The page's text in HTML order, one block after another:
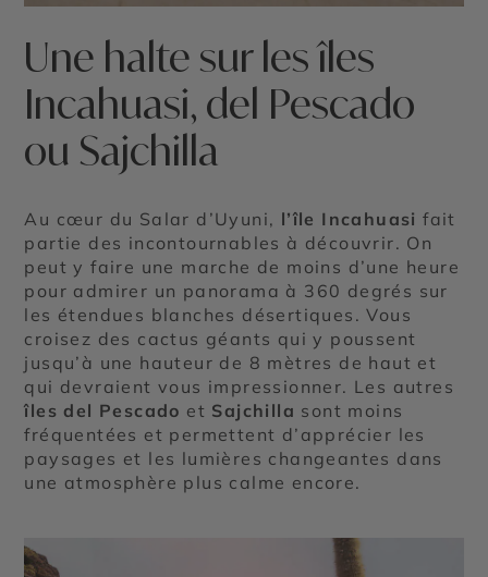
Une halte sur les îles
Incahuasi, del Pescado
ou Sajchilla
Au cœur du Salar d’Uyuni, l’île Incahuasi fait
partie des incontournables à découvrir. On
peut y faire une marche de moins d’une heure
pour admirer un panorama à 360 degrés sur
les étendues blanches désertiques. Vous
croisez des cactus géants qui y poussent
jusqu’à une hauteur de 8 mètres de haut et
qui devraient vous impressionner. Les autres
îles del Pescado et Sajchilla sont moins
fréquentées et permettent d’apprécier les
paysages et les lumières changeantes dans
une atmosphère plus calme encore.